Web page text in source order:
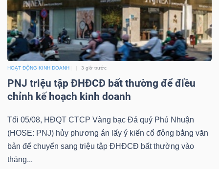
HOẠT ĐỘNG KINH DOANH 3 giờ trước
PNJ triệu tập ĐHĐCĐ bất thường để điều
chỉnh kế hoạch kinh doanh
Tối 05/08, HĐQT CTCP Vàng bạc Đá quý Phú Nhuận
(HOSE: PNJ) hủy phương án lấy ý kiến cổ đông bằng văn
bản để chuyển sang triệu tập ĐHĐCĐ bất thường vào
tháng...
Thuật
ngữ
(-)
Dịch
vụ
Đào
tạo